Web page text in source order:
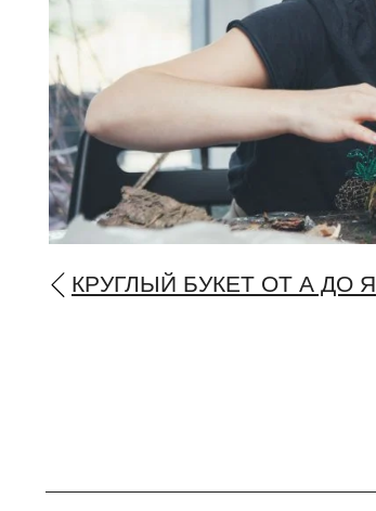
КРУГЛЫЙ БУКЕТ ОТ А ДО Я